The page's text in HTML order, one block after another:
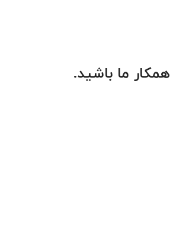
همکار ما باشید.